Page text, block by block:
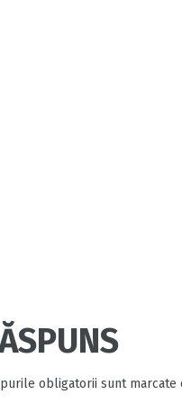
obligatorii sunt marcate